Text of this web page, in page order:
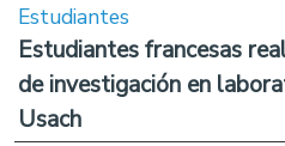
Estudiantes
Estudiantes francesas
de investigación en
Usach